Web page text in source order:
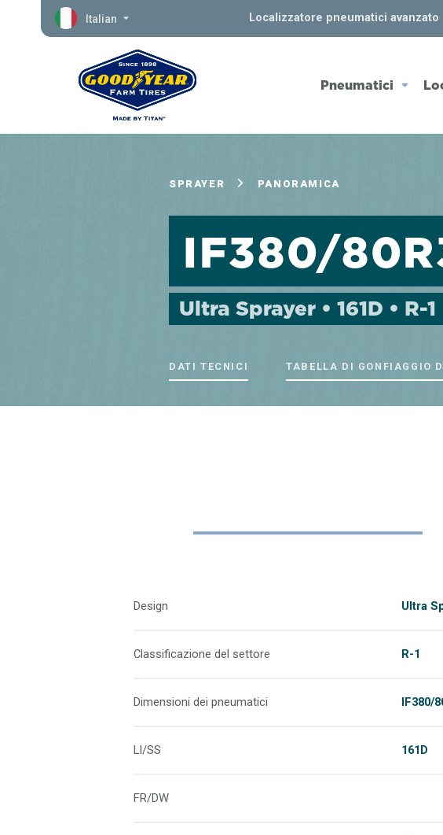
Italian Localizzatore pneumatici avanzato
Pneumatici
SPRAYER PANORAMICA
IF380/
Ultra Sprayer • 161D • R-1
DATI TECNICI TABELLA DI GONFIAGGIO
Design Ultra
Classificazione del settore R-1
Dimensioni dei pneumatici IF380/
LI/SS 161D
FR/DW